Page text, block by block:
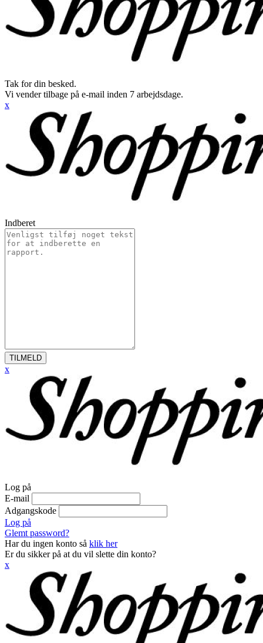
Tak for din besked.
Vi vender tilbage på e-mail inden 7 arbejdsdage.
x
Indberet
TILMELD
x
Log på
E-mail
Adgangskode
Log på
Glemt password?
Har du ingen konto så klik her
Er du sikker på at du vil slette din konto?
x